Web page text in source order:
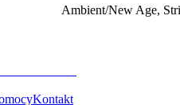
Ambient/New Age,
Kontakt